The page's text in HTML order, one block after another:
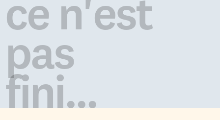
ce n'est
pas
fini...